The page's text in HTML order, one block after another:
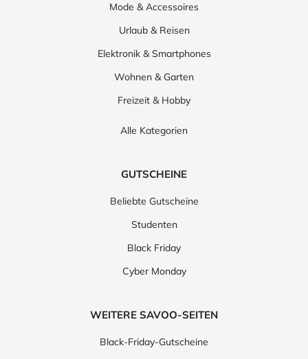
Mode & Accessoires
Urlaub & Reisen
Elektronik & Smartphones
Wohnen & Garten
Freizeit & Hobby
Alle Kategorien
GUTSCHEINE
Beliebte Gutscheine
Studenten
Black Friday
Cyber Monday
WEITERE SAVOO-SEITEN
Black-Friday-Gutscheine